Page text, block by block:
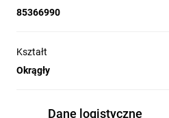
85366990
Kształt
Okrągły
Dane logistyczne